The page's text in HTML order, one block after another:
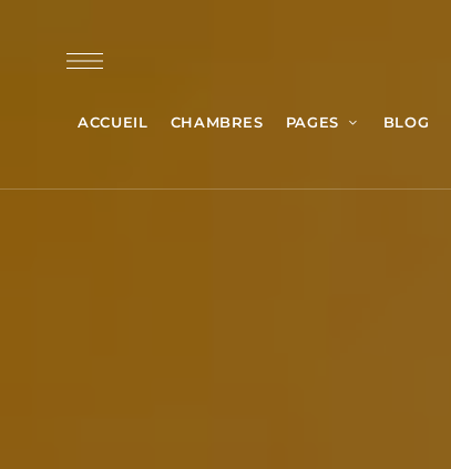
ACCUEIL CHAMBRES PAGES BLOG